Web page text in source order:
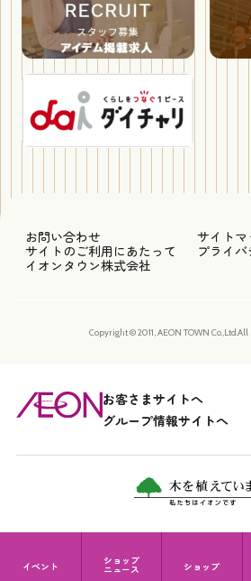
イベント ショップ
ニュース ショップ
お問い合わせ
サイトマ
サイトのご利用にあたって
プライ
イオンタウン株式会社
Copyright © 2011, AEON TOWN
お客さまサイトへ
グループ情報サイトへ